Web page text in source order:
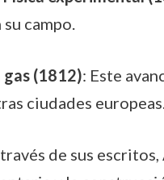
campo.
(1812): Este
ciudades
de sus